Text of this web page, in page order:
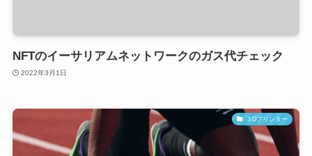
NFTのイーサリアムネットワークのガス代チェック
2022年3月1日
３Dプリンター